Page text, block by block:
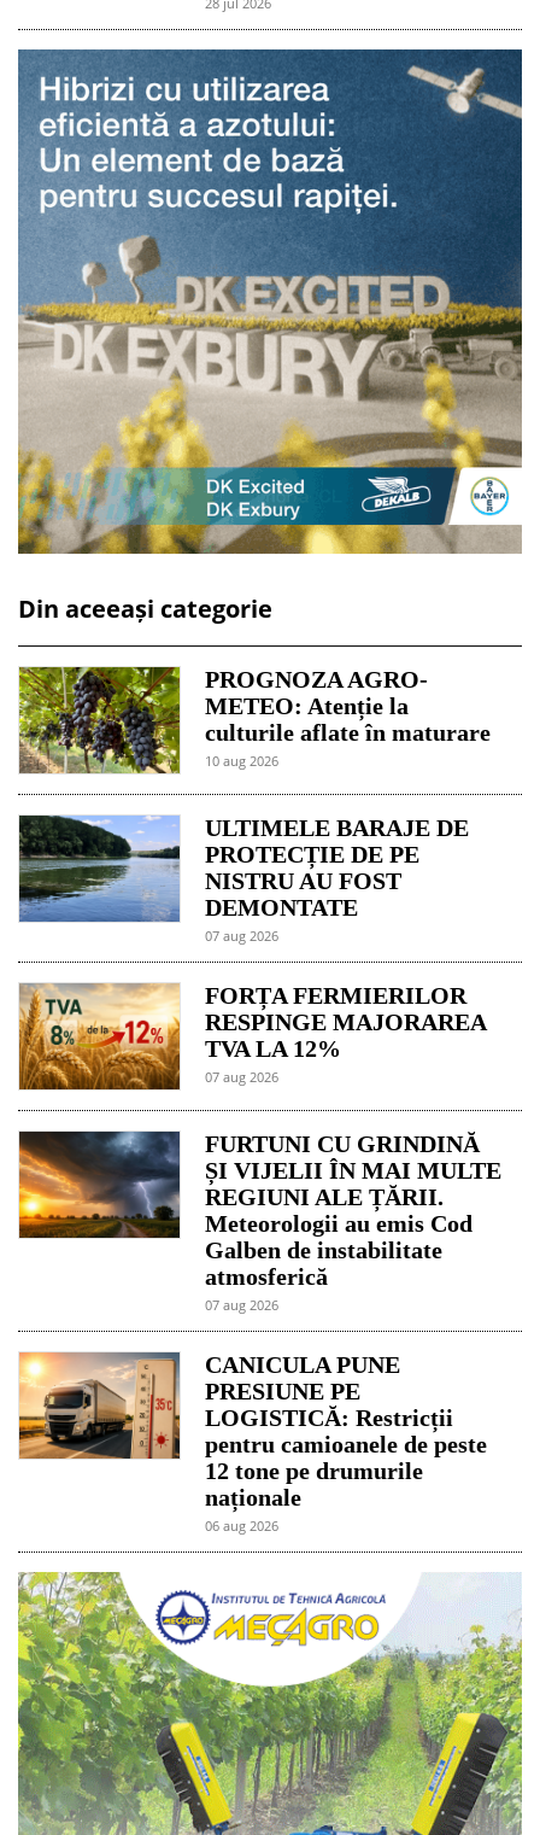
Din aceeași categorie
PROGNOZA AGRO-
METEO: Atenție la
culturile aflate în maturare
10 aug 2026
ULTIMELE BARAJE DE
PROTECȚIE DE PE
NISTRU AU FOST
DEMONTATE
07 aug 2026
FORȚA FERMIERILOR
RESPINGE MAJORAREA
TVA LA 12%
07 aug 2026
FURTUNI CU GRINDINĂ
ȘI VIJELII ÎN MAI MULTE
REGIUNI ALE ȚĂRII.
Meteorologii au emis Cod
Galben de instabilitate
atmosferică
07 aug 2026
CANICULA PUNE
PRESIUNE PE
LOGISTICĂ: Restricții
pentru camioanele de peste
12 tone pe drumurile
naționale
06 aug 2026